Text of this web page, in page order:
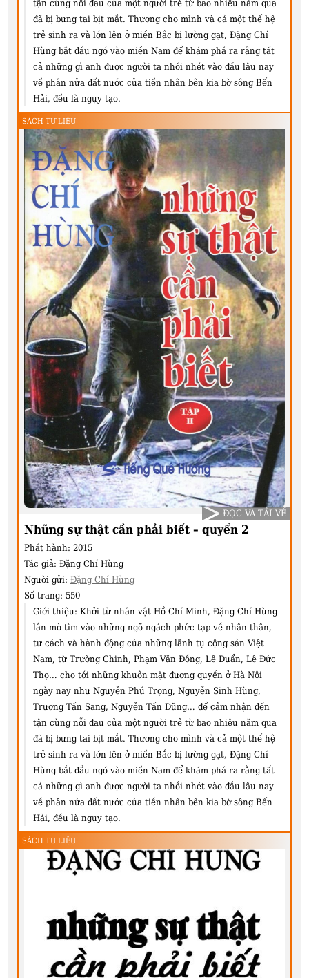
tận cùng nỗi đau của một người trẻ từ bao nhiêu năm qua
đã bị bưng tai bịt mắt. Thương cho mình và cả một thế hệ
trẻ sinh ra và lớn lên ở miền Bắc bị lường gạt, Đặng Chí
Hùng bắt đầu ngó vào miền Nam để khám phá ra rằng tất
cả những gì anh được người ta nhồi nhét vào đầu lâu nay
về phân nửa đất nước của tiền nhân bên kia bờ sông Bến
Hải, đều là ngụy tạo.
SÁCH TƯ LIỆU
Những sự thật cần phải biết – quyển 2
Phát hành: 2015
Tác giả: Đặng Chí Hùng
Người gửi: Đặng Chí Hùng
Số trang: 550
Giới thiệu: Khởi từ nhân vật Hồ Chí Minh, Đặng Chí Hùng
lần mò tìm vào những ngõ ngách phức tạp về nhân thân,
tư cách và hành động của những lãnh tụ cộng sản Việt
Nam, từ Trường Chinh, Phạm Văn Đồng, Lê Duẩn, Lê Đức
Thọ… cho tới những khuôn mặt đương quyền ở Hà Nội
ngày nay như Nguyễn Phú Trọng, Nguyễn Sinh Hùng,
Trương Tấn Sang, Nguyễn Tấn Dũng… để cảm nhận đến
tận cùng nỗi đau của một người trẻ từ bao nhiêu năm qua
đã bị bưng tai bịt mắt. Thương cho mình và cả một thế hệ
trẻ sinh ra và lớn lên ở miền Bắc bị lường gạt, Đặng Chí
Hùng bắt đầu ngó vào miền Nam để khám phá ra rằng tất
cả những gì anh được người ta nhồi nhét vào đầu lâu nay
về phân nửa đất nước của tiền nhân bên kia bờ sông Bến
Hải, đều là ngụy tạo.
ĐỌC VÀ TẢI VỀ
SÁCH TƯ LIỆU